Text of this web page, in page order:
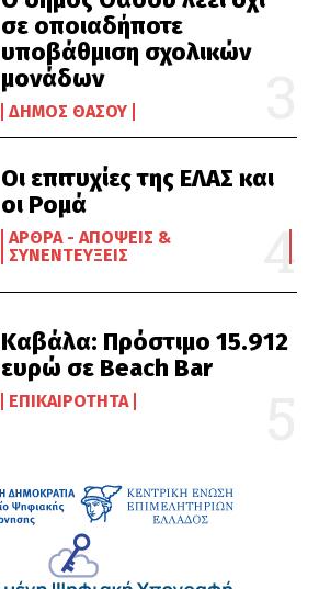
σε οποιαδήποτε
υποβάθμιση σχολικών
μονάδων
ΔΉΜΟΣ ΘΆΣΟΥ
Οι επιτυχίες της ΕΛΑΣ και
οι Ρομά
ΆΡΘΡΑ - ΑΠΌΨΕΙΣ &
ΣΥΝΕΝΤΕΎΞΕΙΣ
Καβάλα: Πρόστιμο 15.912
ευρώ σε Beach Bar
ΕΠΙΚΑΙΡΌΤΗΤΑ